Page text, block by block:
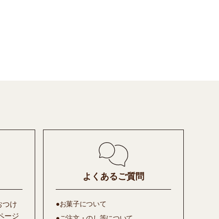
つけ
ージ
よくあるご質問
●お菓子について